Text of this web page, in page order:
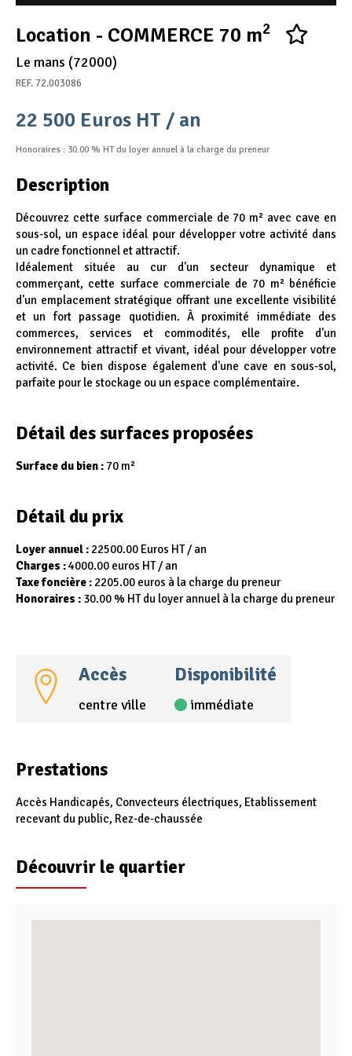
Location - COMMERCE 70 m2
Le mans (72000)
REF. 72.003086
22 500 Euros HT / an
Honoraires : 30.00 % HT du loyer annuel à la charge du preneur
Description
Découvrez cette surface commerciale de 70 m² avec cave en
sous-sol, un espace idéal pour développer votre activité dans
un cadre fonctionnel et attractif.
Idéalement située au cur d'un secteur dynamique et
commerçant, cette surface commerciale de 70 m² bénéficie
d'un emplacement stratégique offrant une excellente visibilité
et un fort passage quotidien. À proximité immédiate des
commerces, services et commodités, elle profite d'un
environnement attractif et vivant, idéal pour développer votre
activité. Ce bien dispose également d'une cave en sous-sol,
parfaite pour le stockage ou un espace complémentaire.
Détail des surfaces proposées
Surface du bien : 70 m²
Détail du prix
Loyer annuel : 22500.00 Euros HT / an
Charges :4000.00 euros HT / an
Taxe foncière : 2205.00 euros à la charge du preneur
Honoraires : 30.00 % HT du loyer annuel à la charge du preneur
Accès
centre ville
Disponibilité
immédiate
Prestations
Accès Handicapés, Convecteurs électriques, Etablissement
recevant du public, Rez-de-chaussée
Découvrir le quartier